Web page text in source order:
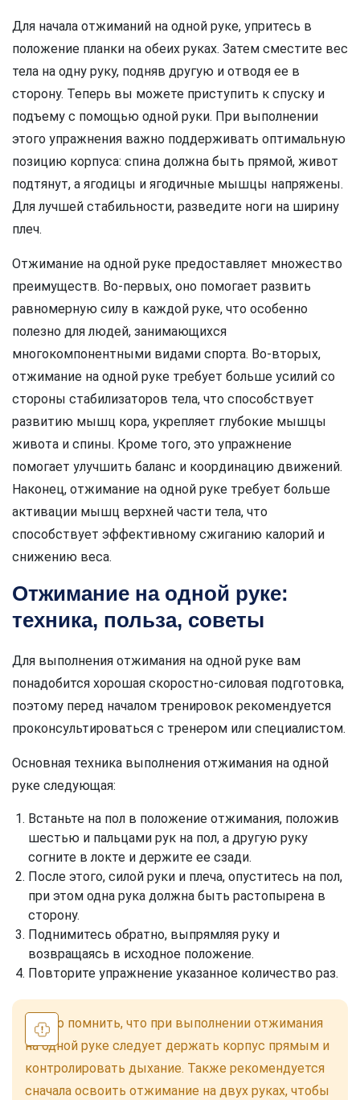
Для начала отжиманий на одной руке, упритесь в
положение планки на обеих руках. Затем сместите вес
тела на одну руку, подняв другую и отводя ее в
сторону. Теперь вы можете приступить к спуску и
подъему с помощью одной руки. При выполнении
этого упражнения важно поддерживать оптимальную
позицию корпуса: спина должна быть прямой, живот
подтянут, а ягодицы и ягодичные мышцы напряжены.
Для лучшей стабильности, разведите ноги на ширину
плеч.
Отжимание на одной руке предоставляет множество
преимуществ. Во-первых, оно помогает развить
равномерную силу в каждой руке, что особенно
полезно для людей, занимающихся
многокомпонентными видами спорта. Во-вторых,
отжимание на одной руке требует больше усилий со
стороны стабилизаторов тела, что способствует
развитию мышц кора, укрепляет глубокие мышцы
живота и спины. Кроме того, это упражнение
помогает улучшить баланс и координацию движений.
Наконец, отжимание на одной руке требует больше
активации мышц верхней части тела, что
способствует эффективному сжиганию калорий и
снижению веса.
Отжимание на одной руке:
техника, польза, советы
Для выполнения отжимания на одной руке вам
понадобится хорошая скоростно-силовая подготовка,
поэтому перед началом тренировок рекомендуется
проконсультироваться с тренером или специалистом.
Основная техника выполнения отжимания на одной
руке следующая:
Встаньте на пол в положение отжимания, положив
шестью и пальцами рук на пол, а другую руку
согните в локте и держите ее сзади.
После этого, силой руки и плеча, опуститесь на пол,
при этом одна рука должна быть растопырена в
сторону.
Поднимитесь обратно, выпрямляя руку и
возвращаясь в исходное положение.
Повторите упражнение указанное количество раз.
Важно помнить, что при выполнении отжимания
на одной руке следует держать корпус прямым и
контролировать дыхание. Также рекомендуется
сначала освоить отжимание на двух руках, чтобы